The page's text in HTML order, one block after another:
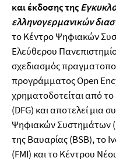
και έκδοσης της
ελληνογερμανικών
το Κέντρο Ψηφιακών
Ελεύθερου
σχεδιασμός
προγράμματος Open
χρηματοδοτείται από
(DFG) και αποτελεί μια
Ψηφιακών Συστημάτων
της Βαυαρίας (BSB), το
(FMI) και το Κέντρου